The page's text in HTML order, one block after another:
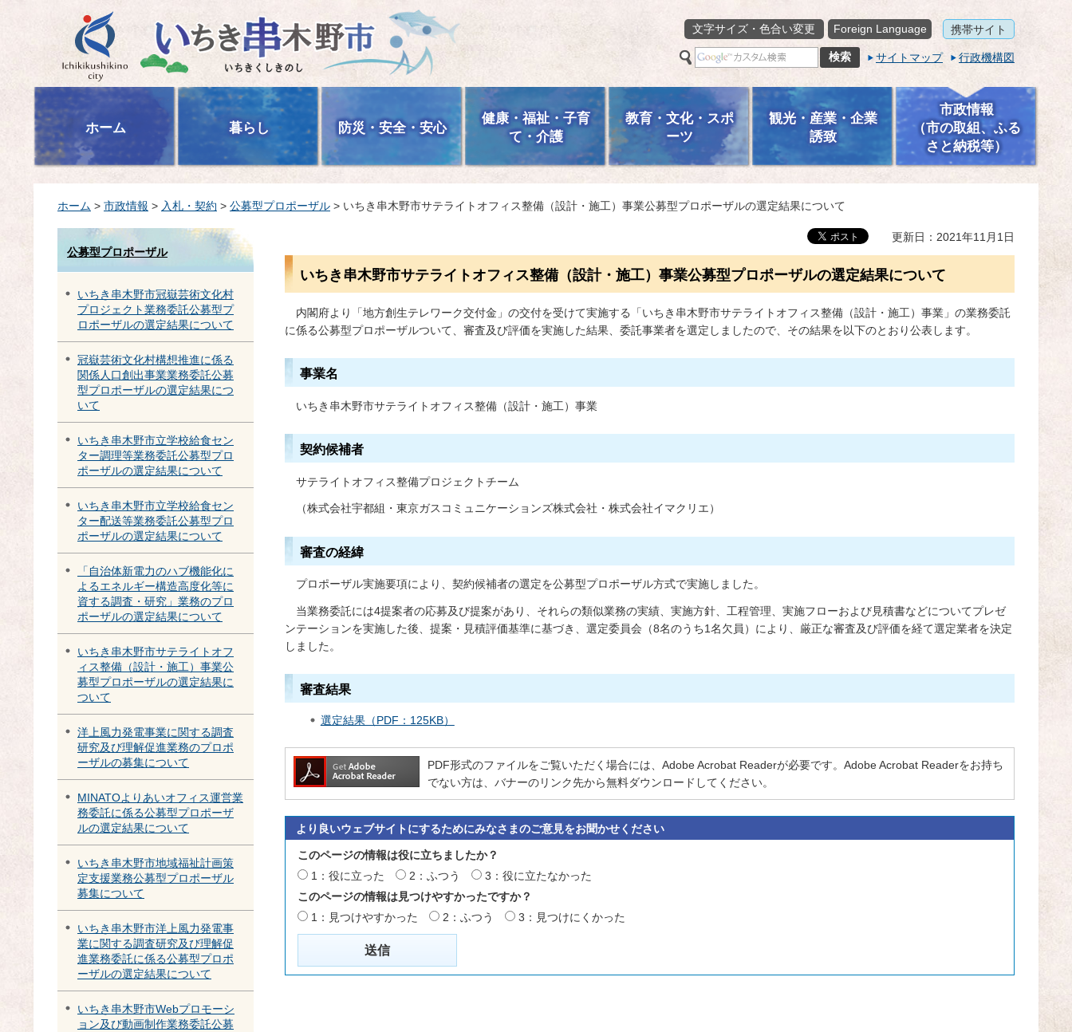
いちき串木野市
文字サイズ・色合い変更
Foreign Language 携帯サイト
サイトマップ 行政機構図
ホーム 暮らし 防災・安全・安心
健康・福祉・子育
て・介護
教育・文化・スポ
ーツ
観光・産業・企業
誘致
市政情報
（市の取組、ふる
さと納税等）
ホーム > 市政情報 > 入札・契約 > 公募型プロポーザル > いちき串木野市サテライトオフィス整備（設計・施工）事業公募型プロポーザルの選定結果について
公募型プロポーザル
いちき串木野市冠嶽芸術文化村
プロジェクト業務委託公募型プ
ロポーザルの選定結果について
冠嶽芸術文化村構想推進に係る
関係人口創出事業業務委託公募
型プロポーザルの選定結果につ
いて
いちき串木野市立学校給食セン
ター調理等業務委託公募型プロ
ポーザルの選定結果について
いちき串木野市立学校給食セン
ター配送等業務委託公募型プロ
ポーザルの選定結果について
「自治体新電力のハブ機能化に
よるエネルギー構造高度化等に
資する調査・研究」業務のプロ
ポーザルの選定結果について
いちき串木野市サテライトオフ
ィス整備（設計・施工）事業公
募型プロポーザルの選定結果に
ついて
洋上風力発電事業に関する調査
研究及び理解促進業務のプロポ
ーザルの募集について
MINATOよりあいオフィス運営業
務委託に係る公募型プロポーザ
ルの選定結果について
いちき串木野市地域福祉計画策
定支援業務公募型プロポーザル
募集について
いちき串木野市洋上風力発電事
業に関する調査研究及び理解促
進業務委託に係る公募型プロポ
ーザルの選定結果について
いちき串木野市Webプロモーシ
ョン及び動画制作業務委託公募
更新日：2021年11月1日
いちき串木野市サテライトオフィス整備（設計・施工）事業公募型プロポーザルの選定結果について
内閣府より「地方創生テレワーク交付金」の交付を受けて実施する「いちき串木野市サテライトオフィス整備（設計・施工）事業」の業務委託
に係る公募型プロポーザルついて、審査及び評価を実施した結果、委託事業者を選定しましたので、その結果を以下のとおり公表します。
事業名
いちき串木野市サテライトオフィス整備（設計・施工）事業
契約候補者
サテライトオフィス整備プロジェクトチーム
（株式会社宇都組・東京ガスコミュニケーションズ株式会社・株式会社イマクリエ）
審査の経緯
プロポーザル実施要項により、契約候補者の選定を公募型プロポーザル方式で実施しました。
当業務委託には4提案者の応募及び提案があり、それらの類似業務の実績、実施方針、工程管理、実施フローおよび見積書などについてプレゼ
ンテーションを実施した後、提案・見積評価基準に基づき、選定委員会（8名のうち1名欠員）により、厳正な審査及び評価を経て選定業者を決定
しました。
審査結果
選定結果（PDF：125KB）
PDF形式のファイルをご覧いただく場合には、Adobe Acrobat Readerが必要です。Adobe Acrobat Readerをお持ち
でない方は、バナーのリンク先から無料ダウンロードしてください。
より良いウェブサイトにするためにみなさまのご意見をお聞かせください
このページの情報は役に立ちましたか？
1：役に立った
2：ふつう
3：役に立たなかった
このページの情報は見つけやすかったですか？
1：見つけやすかった
2：ふつう 3：見つけにくかった